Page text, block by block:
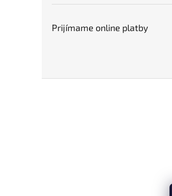
Prijímame online platby